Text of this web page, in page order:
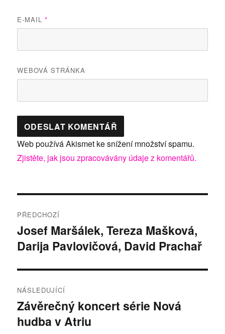
E-MAIL*
WEBOVÁ STRÁNKA
Web používá Akismet ke snížení množství spamu.
Zjistěte, jak jsou zpracovávány údaje z komentářů.
pro
příspěvek
PŘEDCHOZÍ
Předchozí
příspěvek:
Josef Maršálek, Tereza Mašková,
Darija Pavlovičová, David Prachař
NÁSLEDUJÍCÍ
Následující
příspěvek:
Závěrečný koncert série Nová
hudba v Atriu